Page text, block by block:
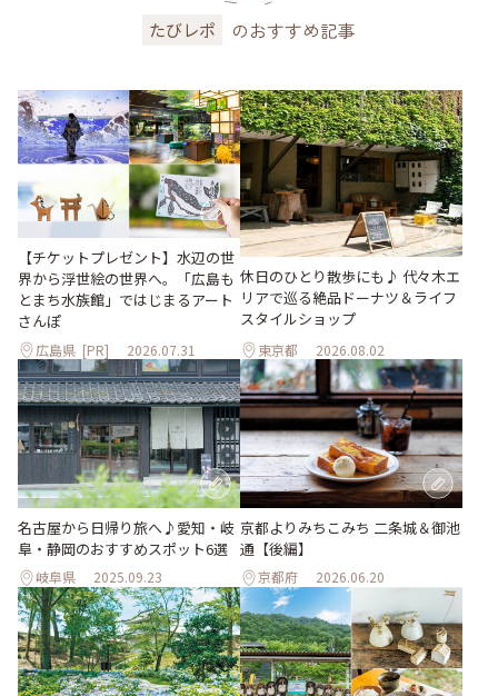
たびレポ のおすすめ記事
【チケットプレゼント】水辺の世
界から浮世絵の世界へ。「広島も
とまち水族館」ではじまるアート
さんぽ
広島県 [PR] 2026.07.31
休日のひとり散歩にも♪ 代々木エ
リアで巡る絶品ドーナツ＆ライフ
スタイルショップ
東京都 2026.08.02
名古屋から日帰り旅へ♪愛知・岐
阜・静岡のおすすめスポット6選
岐阜県 2025.09.23
京都よりみちこみち 二条城＆御池
通【後編】
京都府 2026.06.20